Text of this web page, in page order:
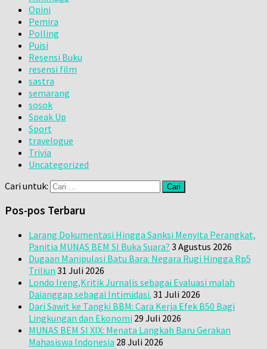
Opini
Pemira
Polling
Puisi
Resensi Buku
resensi film
sastra
semarang
sosok
Speak Up
Sport
travelogue
Trivia
Uncategorized
Cari untuk:
Pos-pos Terbaru
Larang Dokumentasi Hingga Sanksi Menyita Perangkat,
Panitia MUNAS BEM SI Buka Suara? 3 Agustus 2026
Dugaan Manipulasi Batu Bara: Negara Rugi Hingga Rp5
Triliun 31 Juli 2026
Londo Ireng,Kritik Jurnalis sebagai Evaluasi malah
Daianggap sebagai Intimidasi. 31 Juli 2026
Dari Sawit ke Tangki BBM: Cara Kerja Efek B50 Bagi
Lingkungan dan Ekonomi 29 Juli 2026
MUNAS BEM SI XIX: Menata Langkah Baru Gerakan
Mahasiswa Indonesia 28 Juli 2026